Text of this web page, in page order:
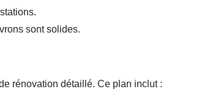
sont solides.
rénovation détaillé. Ce plan inclut :